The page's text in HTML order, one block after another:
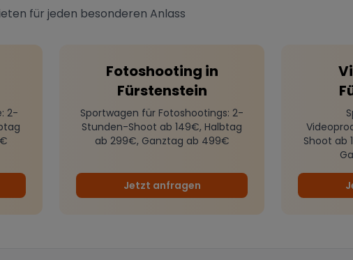
für jeden besonderen Anlass
: 2-
Fotoshooting in
Fürstenstein
Sportwagen für Fotoshootings: 2-
Stunden-Shoot ab 149€, Halbtag
ab 299€, Ganztag ab 499€
Jetzt anfragen
Shoot ab